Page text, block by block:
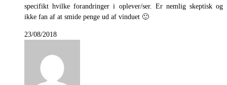
specifikt hvilke forandringer i oplever/ser. Er nemlig skeptisk og
ikke fan af at smide penge ud af vinduet 🙂
23/08/2018